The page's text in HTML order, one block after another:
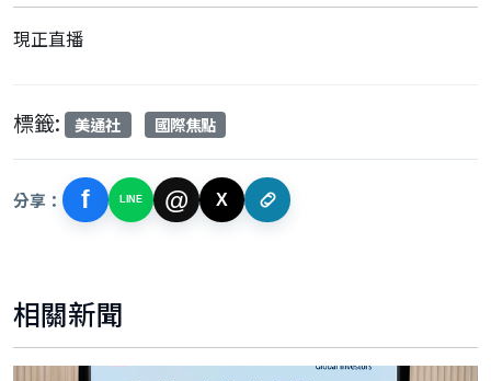
現正直播
標籤: 美通社 國際焦點
分享： f LINE @ X
相關新聞